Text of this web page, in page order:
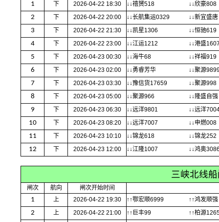
1 下 2026-04-22 18:30 ↓↓禧赟518 ↓↓欣豪808
2 下 2026-04-22 20:00 ↓↓长航集运0329 ↓↓新宜盛唐
3 下 2026-04-22 21:30 ↓↓凯星1306 ↓↓恒驰619
4 下 2026-04-22 23:00 ↓↓江运1212 ↓↓港盛
5 下 2026-04-23 00:30 ↓↓海牛68 ↓↓祥福919
6 下 2026-04-23 02:00 ↓↓勇睿芳华 ↓↓聚源
7 下 2026-04-23 03:30 ↓↓豫信货17659 ↓↓聚源998
8 下 2026-04-23 05:00 ↓↓聚源966 ↓↓隆盛自强
9 下 2026-04-23 06:30 ↓↓远洋9801 ↓↓远洋
10 下 2026-04-23 08:20 ↓↓远洋7007 ↓↓申燃008
11 下 2026-04-23 10:10 ↓↓锦龙618 ↓↓锦龙252
12 下 2026-04-23 12:00 ↓↓江隆1007 ↓↓鸿奥
三峡北线
闸次 航向 闸次开始时间
1 上 2026-04-22 19:30 ↑↑鄂宏顺6999 ↑↑鸿发顺强
2 上 2026-04-22 21:00 ↑↑巨丰99 ↑↑柏源